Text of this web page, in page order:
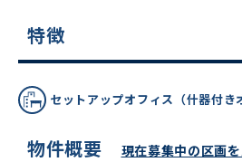
特徴
セットアップオフィス（什器付き
物件概要 現在募集中の区画